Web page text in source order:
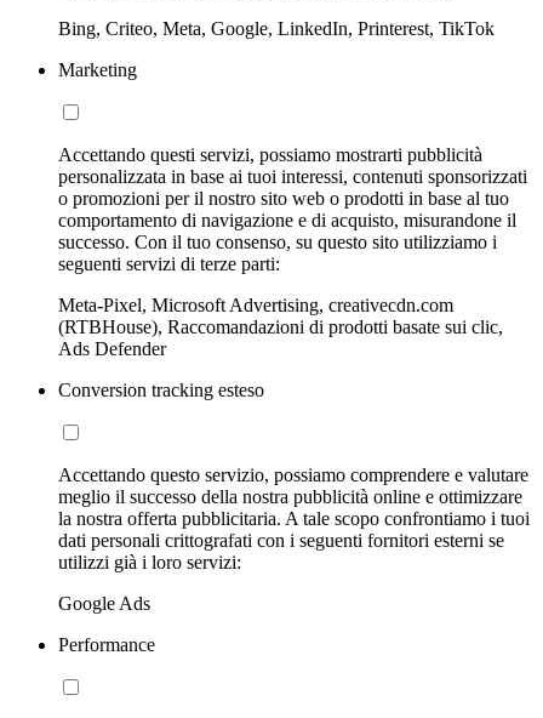
Bing, Criteo, Meta, Google, LinkedIn, Printerest, TikTok
Marketing
Accettando questi servizi, possiamo mostrarti pubblicità
personalizzata in base ai tuoi interessi, contenuti sponsorizzati
o promozioni per il nostro sito web o prodotti in base al tuo
comportamento di navigazione e di acquisto, misurandone il
successo. Con il tuo consenso, su questo sito utilizziamo i
seguenti servizi di terze parti:
Meta-Pixel, Microsoft Advertising, creativecdn.com
(RTBHouse), Raccomandazioni di prodotti basate sui clic,
Ads Defender
Conversion tracking esteso
Accettando questo servizio, possiamo comprendere e valutare
meglio il successo della nostra pubblicità online e ottimizzare
la nostra offerta pubblicitaria. A tale scopo confrontiamo i tuoi
dati personali crittografati con i seguenti fornitori esterni se
utilizzi già i loro servizi:
Google Ads
Performance